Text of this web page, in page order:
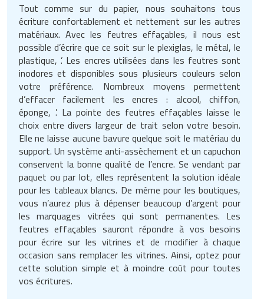
Tuyau galvanisé
Tuyau renforcé
Ventilateurs et aération d'atelier
sportif
Jeu gymnique
Loisirs
Matériel de fitness
Matériel de musculation
Vêtement sportif
Réchaud professionnel
Réfrigérateur professionnel
Restauration foraine
Robinetterie professionnelle
Rôtisserie professionnelle
Sautause professionnelle
Table de cuisson professionnelle
Tables de préparation réfrigérées
Ustensile de cuisine
Vaisselle restaurant
Tout comme sur du papier, nous souhaitons tous
écriture confortablement et nettement sur les autres
matériaux. Avec les feutres effaçables, il nous est
possible d’écrire que ce soit sur le plexiglas, le métal, le
plastique, ’. Les encres utilisées dans les feutres sont
inodores et disponibles sous plusieurs couleurs selon
votre préférence. Nombreux moyens permettent
d’effacer facilement les encres : alcool, chiffon,
éponge, ’. La pointe des feutres effaçables laisse le
choix entre divers largeur de trait selon votre besoin.
Elle ne laisse aucune bavure quelque soit le matériau du
support. Un système anti-assèchement et un capuchon
conservent la bonne qualité de l’encre. Se vendant par
paquet ou par lot, elles représentent la solution idéale
pour les tableaux blancs. De même pour les boutiques,
vous n’aurez plus à dépenser beaucoup d’argent pour
les marquages vitrées qui sont permanentes. Les
feutres effaçables sauront répondre à vos besoins
pour écrire sur les vitrines et de modifier à chaque
occasion sans remplacer les vitrines. Ainsi, optez pour
cette solution simple et à moindre coût pour toutes
vos écritures.